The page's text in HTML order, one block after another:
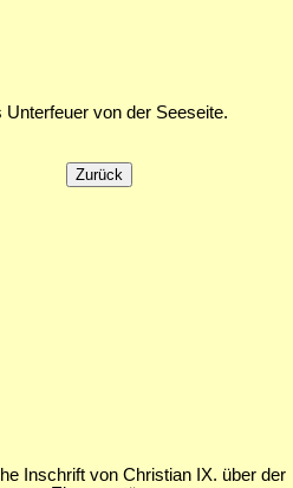
Unterfeuer von der Seeseite.
Inschrift von Christian IX. über der